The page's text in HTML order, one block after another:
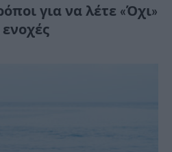
για να λέτε «Όχι»